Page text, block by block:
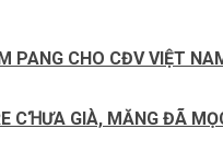
PANG CHO CĐV VIỆT
CꞪƯA GIÀ, MĂNG ĐÃ